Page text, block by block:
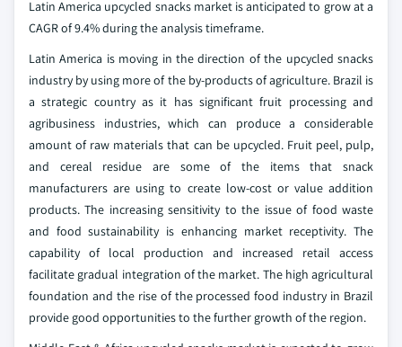
Latin America upcycled snacks market is anticipated to grow at a
CAGR of 9.4% during the analysis timeframe.
Latin America is moving in the direction of the upcycled snacks
industry by using more of the by-products of agriculture. Brazil is
a strategic country as it has significant fruit processing and
agribusiness industries, which can produce a considerable
amount of raw materials that can be upcycled. Fruit peel, pulp,
and cereal residue are some of the items that snack
manufacturers are using to create low-cost or value addition
products. The increasing sensitivity to the issue of food waste
and food sustainability is enhancing market receptivity. The
capability of local production and increased retail access
facilitate gradual integration of the market. The high agricultural
foundation and the rise of the processed food industry in Brazil
provide good opportunities to the further growth of the region.